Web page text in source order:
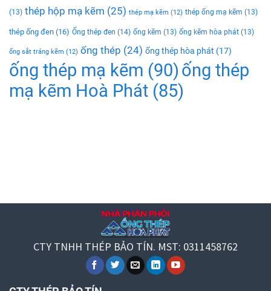
(13) thép hộp mạ kẽm (25) thép mạ kẽm (12) thép ống mạ kẽm (13)
thép ống đen (16) Ống thép đen (14) ống kẽm (13) ống kẽm hòa phát (13)
ống sắt tráng kẽm (12) ống thép (24) ống thép hòa phát (17)
ống thép mạ kẽm (90) ống thép
mạ kẽm Hoà Phát (85)
CTY TNHH THÉP BẢO TÍN. MST: 0311458762